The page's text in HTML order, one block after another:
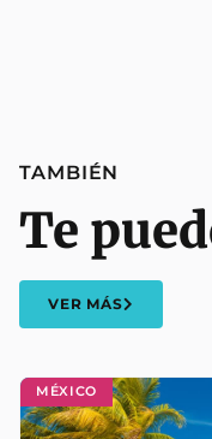
MÉXICO
TAMBIÉN
Te
VER MÁS